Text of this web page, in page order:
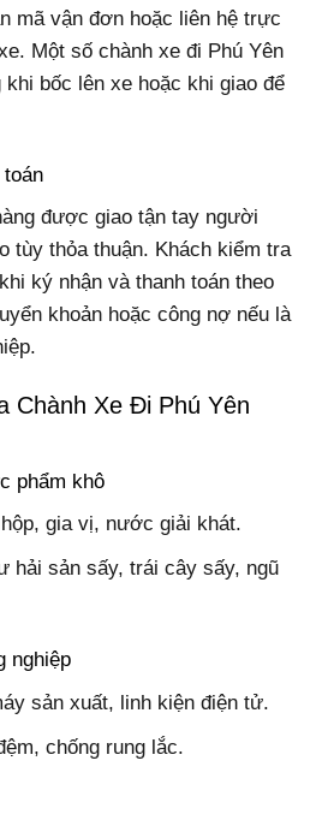
mã vận đơn hoặc liên hệ trực
Một số chành xe đi Phú Yên
bốc lên xe hoặc khi giao để
toán
được giao tận tay người
tùy thỏa thuận. Khách kiểm tra
ký nhận và thanh toán theo
khoản hoặc công nợ nếu là
Chành Xe Đi Phú Yên
phẩm khô
gia vị, nước giải khát.
hải sản sấy, trái cây sấy, ngũ
nghiệp
sản xuất, linh kiện điện tử.
chống rung lắc.